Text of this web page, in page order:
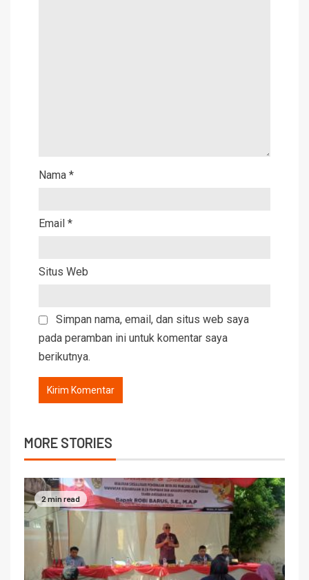
Nama *
Email *
Situs Web
Simpan nama, email, dan situs web saya
pada peramban ini untuk komentar saya
berikutnya.
MORE STORIES
2 min read